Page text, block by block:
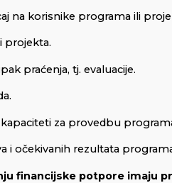
na korisnike programa ili
projekta.
praćenja, tj. evaluacije.
kapaciteti za provedbu
i očekivanih rezultata
financijske potpore imaju